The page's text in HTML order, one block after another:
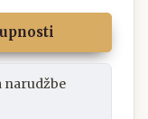
narudžbe